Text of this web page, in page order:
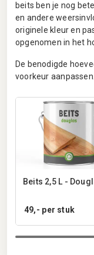
beits ben je nog
en andere
originele kleur en
opgenomen in het
De benodigde
voorkeur aanpassen.
Beits 2,5 L -
49,- per stuk